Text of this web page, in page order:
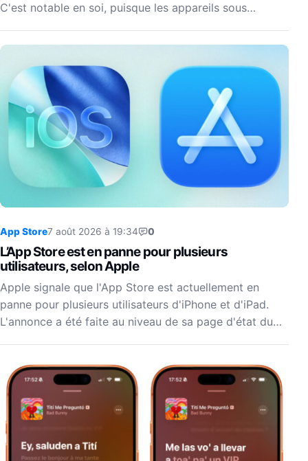
C'est notable en soi, puisque les appareils sous…
App Store7 août 2026 à 19:34 0
L’App Store est en panne pour plusieurs
utilisateurs, selon Apple
Apple signale que l'App Store est actuellement en
panne pour plusieurs utilisateurs d'iPhone et d'iPad.
L'annonce a été faite au niveau de sa page d'état du…